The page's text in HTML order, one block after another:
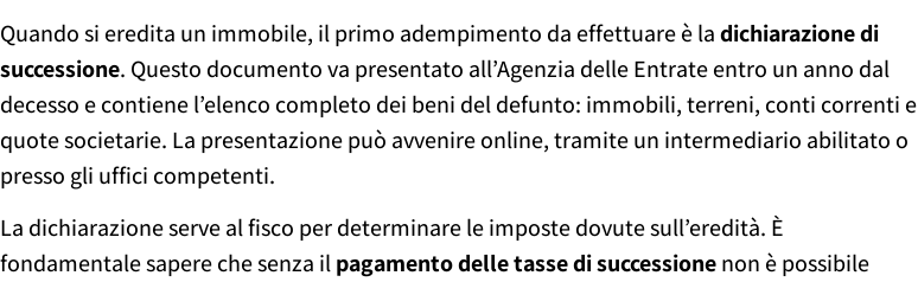
Quando si eredita un immobile, il primo adempimento da effettuare è ladichiarazione di
successione. Questo documento va presentato all’Agenzia delle Entrate entro un anno dal
decesso e contiene l’elenco completo dei beni del defunto: immobili, terreni, conti correnti e
quote societarie. La presentazione può avvenire online, tramite un intermediario abilitato o
presso gli uffici competenti.
La dichiarazione serve al fisco per determinare le imposte dovute sull’eredità. È
fondamentale sapere che senza ilpagamento delle tasse di successionenon è possibile